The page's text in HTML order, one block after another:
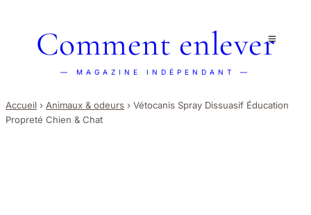
Comment enlever
— MAGAZINE INDÉPENDANT —
Accueil › Animaux & odeurs › Vétocanis Spray Dissuasif Éducation
Propreté Chien & Chat